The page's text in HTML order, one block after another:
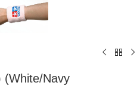
(White/Navy